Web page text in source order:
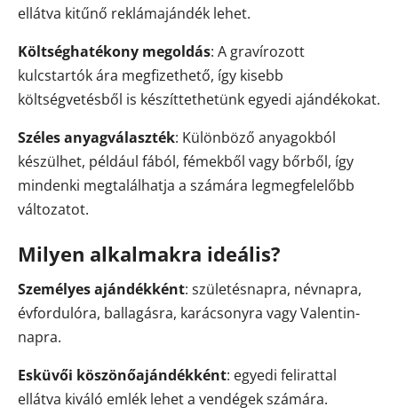
ellátva kitűnő reklámajándék lehet.
Költséghatékony megoldás: A gravírozott
kulcstartók ára megfizethető, így kisebb
költségvetésből is készíttethetünk egyedi ajándékokat.
Széles anyagválaszték: Különböző anyagokból
készülhet, például fából, fémekből vagy bőrből, így
mindenki megtalálhatja a számára legmegfelelőbb
változatot.
Milyen alkalmakra ideális?
Személyes ajándékként: születésnapra, névnapra,
évfordulóra, ballagásra, karácsonyra vagy Valentin-
napra.
Esküvői köszönőajándékként: egyedi felirattal
ellátva kiváló emlék lehet a vendégek számára.